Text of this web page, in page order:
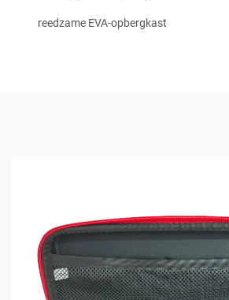
reedzame EVA-opbergkast